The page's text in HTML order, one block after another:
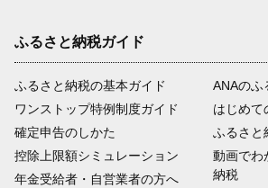
ふるさと納税ガイド
ふるさと納税の基本ガイド
ワンストップ特例制度ガイド
確定申告のしかた
控除上限額シミュレーション
年金受給者・自営業者の方へ
ANAのふ
はじめて
ふるさと
動画でわ
納税